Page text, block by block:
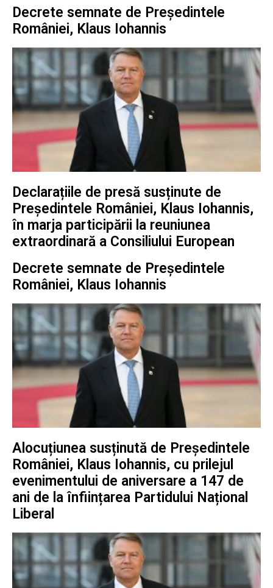
Decrete semnate de Președintele
României, Klaus Iohannis
Declarațiile de presă susținute de
Președintele României, Klaus Iohannis,
în marja participării la reuniunea
extraordinară a Consiliului European
Decrete semnate de Președintele
României, Klaus Iohannis
Alocuțiunea susținută de Președintele
României, Klaus Iohannis, cu prilejul
evenimentului de aniversare a 147 de
ani de la înființarea Partidului Național
Liberal